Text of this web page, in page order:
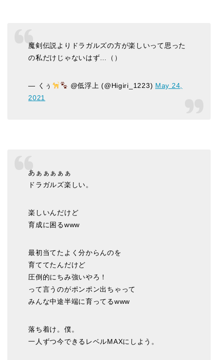
魔剣伝説よりドラガルズの方が楽しいって思った
の私だけじゃないはず…（）
— くぅ @低浮上 (@Higiri_1223) May 24,
2021
あぁぁぁぁぁ
ドラガルズ楽しい。
楽しいんだけど
育成に困るwww
最初当てたよく分からんのを
育ててたんだけど
圧倒的にちみ強いやろ！
って言うのがポンポン出ちゃって
みんな中途半端に育ってるwww
落ち着け。僕。
一人ずつ今できるレベルMAXにしよう。